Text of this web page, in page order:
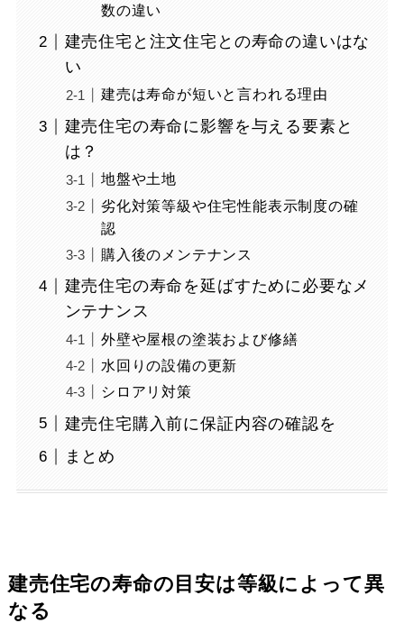
数の違い
建売住宅と注文住宅との寿命の違いはな
い
建売は寿命が短いと言われる理由
建売住宅の寿命に影響を与える要素と
は？
地盤や土地
劣化対策等級や住宅性能表示制度の確
認
購入後のメンテナンス
建売住宅の寿命を延ばすために必要なメ
ンテナンス
外壁や屋根の塗装および修繕
水回りの設備の更新
シロアリ対策
建売住宅購入前に保証内容の確認を
まとめ
建売住宅の寿命の目安は等級によって異
なる